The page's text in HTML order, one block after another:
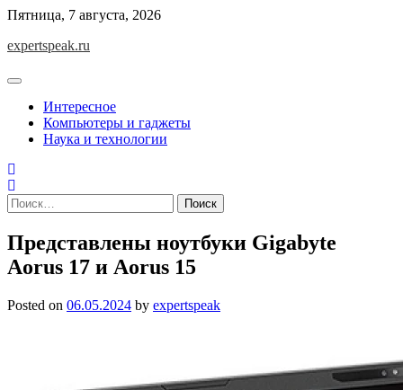
Skip
content
Пятница, 7 августа, 2026
expertspeak.ru
Интересное
Компьютеры и гаджеты
Наука и технологии
Найти:
Представлены ноутбуки Gigabyte
Aorus 17 и Aorus 15
Posted on 06.05.2024 by expertspeak